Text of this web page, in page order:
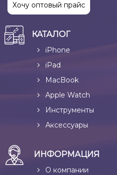
Хочу оптовый прайс
КАТАЛОГ
iPhone
iPad
MacBook
Apple Watch
Инструменты
Аксессуары
ИНФОРМАЦИЯ
О компании